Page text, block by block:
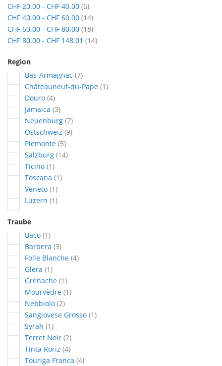
CHF 20.00 - CHF 40.00 6Artikel
CHF 40.00 - CHF 60.00 14Artikel
CHF 60.00 - CHF 80.00 18Artikel
CHF 80.00 - CHF 148.01 14Artikel
Region
Bas-Armagnac 7Artikel
Châteauneuf-du-Pape 1Artikel
Douro 4Artikel
Jamaica 3Artikel
Neuenburg 7Artikel
Ostschweiz 9Artikel
Piemonte 5Artikel
Salzburg 14Artikel
Ticino 1Artikel
Toscana 1Artikel
Veneto 1Artikel
Luzern 1Artikel
Traube
Baco 1Artikel
Barbera 3Artikel
Folle Blanche 4Artikel
Glera 1Artikel
Grenache 1Artikel
Mourvèdre 1Artikel
Nebbiolo 2Artikel
Sangiovese Grosso 1Artikel
Syrah 1Artikel
Terret Noir 2Artikel
Tinta Roriz 4Artikel
Touriga Franca 4Artikel